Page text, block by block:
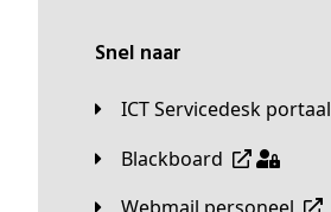
Snel naar
ICT Servicedesk portaal
Blackboard